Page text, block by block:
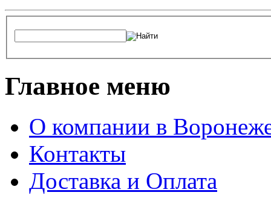
Главное меню
О компании в
Контакты
Доставка и Оплата